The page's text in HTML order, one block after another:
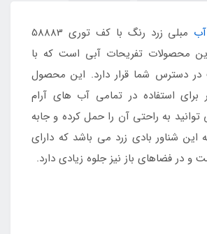
مبلی زرد رنگ با کف توری 58883
محصولات تفریحات آبی است که با
در دسترس شما قرار دارد. این محصول
استفاده در تمامی آب های آرام
به راحتی آن را حمل کرده و جابه
این شناور بادی زرد می باشد که دارای
و در فضاهای باز نیز جلوه زیادی دارد.